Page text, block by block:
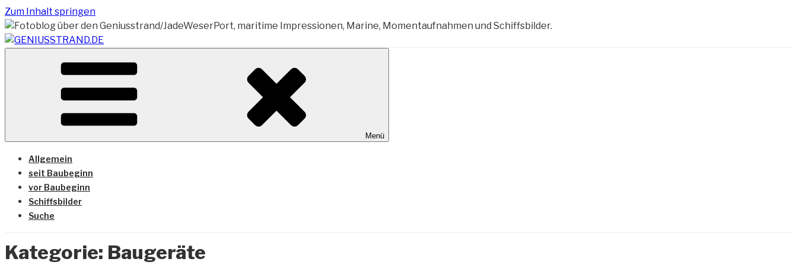
Zum Inhalt springen
GENIUSSTRAND.DE
Vom Geniusstrand zum JadeWeserPort/Container Terminal Wilhelmshaven
Menü
Allgemein
seit Baubeginn
vor Baubeginn
Schiffsbilder
Suche
Kategorie: Baugeräte